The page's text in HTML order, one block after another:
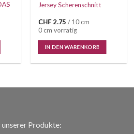
Jersey Scherenschnitt
CHF 2.75 / 10 cm
0 cm vorrätig
IN DEN WARENKORB
Produkte: